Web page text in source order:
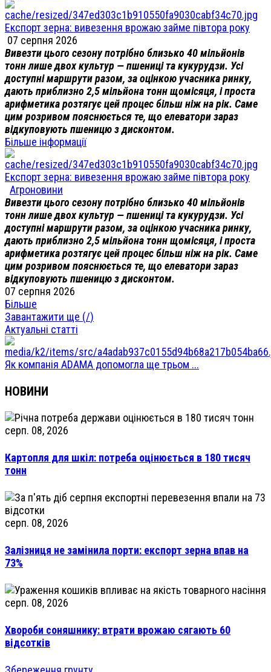
Експорт зерна: вивезення врожаю займе півтора року
07 серпня 2026
Вивезти цього сезону потрібно близько 40 мільйонів
тонн лише двох культур — пшениці та кукурудзи. Усі
доступні маршрути разом, за оцінкою учасника ринку,
дають приблизно 2,5 мільйона тонн щомісяця, і проста
арифметика розтягує цей процес більш ніж на рік. Саме
цим розривом пояснюється те, що елеватори зараз
відкуповують пшеницю з дисконтом.
Більше інформації
Експорт зерна: вивезення врожаю займе півтора року
Агроновини
Вивезти цього сезону потрібно близько 40 мільйонів
тонн лише двох культур — пшениці та кукурудзи. Усі
доступні маршрути разом, за оцінкою учасника ринку,
дають приблизно 2,5 мільйона тонн щомісяця, і проста
арифметика розтягує цей процес більш ніж на рік. Саме
цим розривом пояснюється те, що елеватори зараз
відкуповують пшеницю з дисконтом.
07 серпня 2026
Більше
Завантажити ще (/)
Актуальні статті
Як компанія ADAMA допомогла ще трьом ...
НОВИНИ
серп. 08, 2026
Картопля для шкіл: потреба оцінюється в 180 тисяч
тонн
серп. 08, 2026
Залізниця не замінила порти: експорт зерна впав на
73%
серп. 08, 2026
Хвороби соняшнику: втрати врожаю сягають 60
відсотків